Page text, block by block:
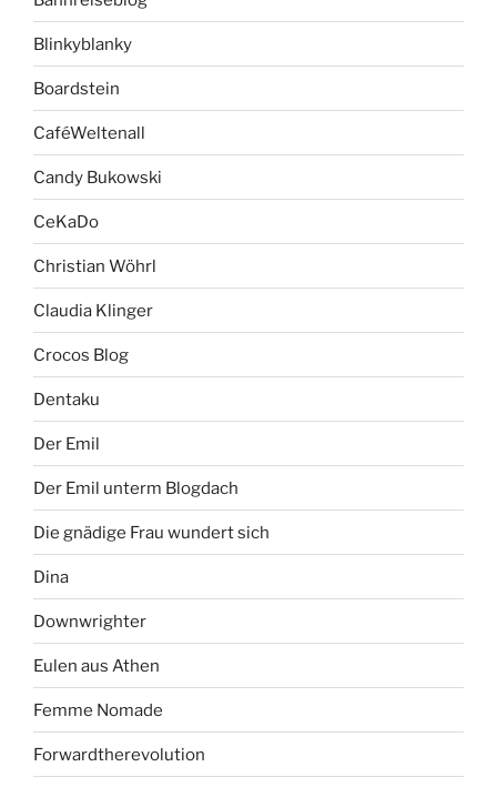
Blinkyblanky
Boardstein
CaféWeltenall
Candy Bukowski
CeKaDo
Christian Wöhrl
Claudia Klinger
Crocos Blog
Dentaku
Der Emil
Der Emil unterm Blogdach
Die gnädige Frau wundert sich
Dina
Downwrighter
Eulen aus Athen
Femme Nomade
Forwardtherevolution